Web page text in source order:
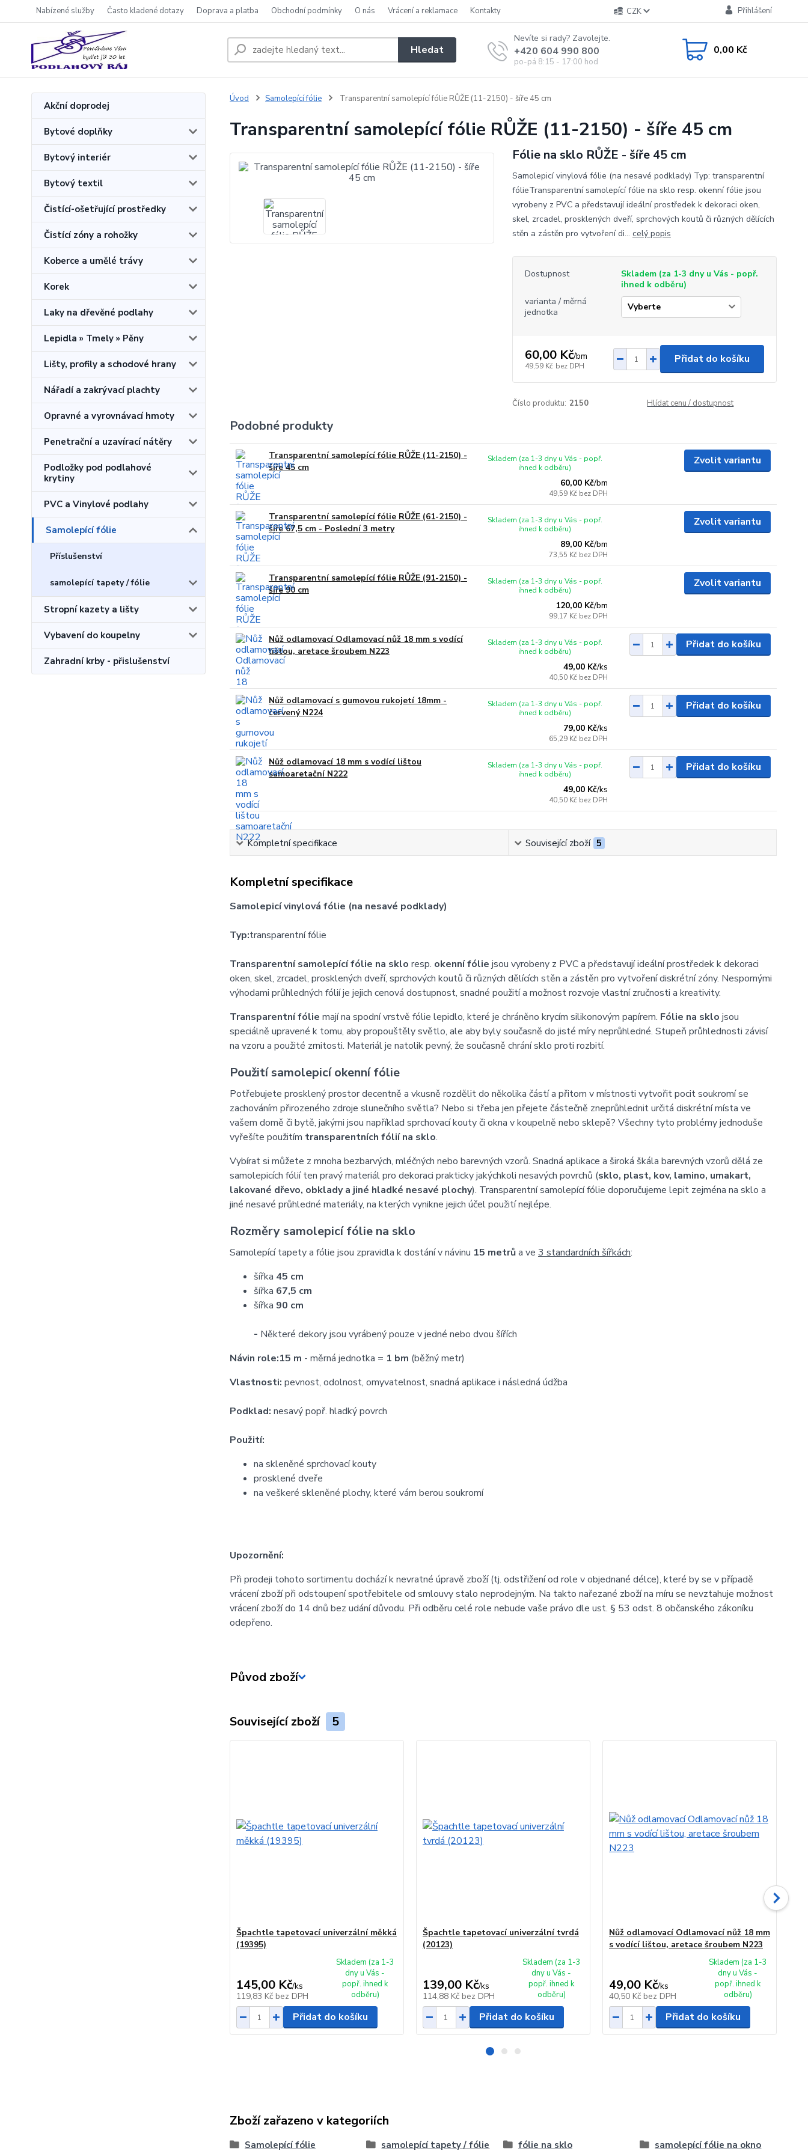
Nabízené služby Často kladené dotazy Doprava a platba Obchodní podmínky O nás Vrácení a reklamace Kontakty CZK Přihlášení
Hledat
Nevíte si rady? Zavolejte.
+420 604 990 800
po-pá 8:15 - 17:00 hod
0,00 Kč
Akční doprodej
Bytové doplňky
Bytový interiér
Bytový textil
Čistící-ošetřující prostředky
Čistící zóny a rohožky
Koberce a umělé trávy
Korek
Laky na dřevěné podlahy
Lepidla » Tmely » Pěny
Lišty, profily a schodové hrany
Nářadí a zakrývací plachty
Opravné a vyrovnávací hmoty
Penetrační a uzavírací nátěry
Podložky pod podlahové
krytiny
PVC a Vinylové podlahy
Samolepící fólie
Příslušenství
samolepící tapety / fólie
Stropní kazety a lišty
Vybavení do koupelny
Zahradní krby - přislušenství
Úvod Samolepící fólie Transparentní samolepící fólie RŮŽE (11-2150) - šíře 45 cm
Transparentní samolepící fólie RŮŽE (11-2150) - šíře 45 cm
Fólie na sklo RŮŽE - šíře 45 cm
Samolepicí vinylová fólie (na nesavé podklady) Typ: transparentní
fólieTransparentní samolepící fólie na sklo resp. okenní fólie jsou
vyrobeny z PVC a představují ideální prostředek k dekoraci oken,
skel, zrcadel, prosklených dveří, sprchových koutů či různých dělících
stěn a zástěn pro vytvoření di... celý popis
Dostupnost
Skladem (za 1-3 dny u Vás - popř.
ihned k odběru)
varianta / měrná
jednotka
60,00 Kč/bm
49,59 Kč bez DPH
Přidat do košíku
Číslo produktu: 2150 Hlídat cenu / dostupnost
Podobné produkty
Transparentní samolepící fólie RŮŽE (11-2150) -
šíře 45 cm
60,00 Kč/bm
49,59 Kč bez DPH
Skladem (za 1-3 dny u Vás - popř.
ihned k odběru)
Zvolit variantu
Transparentní samolepící fólie RŮŽE (61-2150) -
šíře 67,5 cm - Poslední 3 metry
89,00 Kč/bm
73,55 Kč bez DPH
Skladem (za 1-3 dny u Vás - popř.
ihned k odběru)
Zvolit variantu
Transparentní samolepící fólie RŮŽE (91-2150) -
šíře 90 cm
120,00 Kč/bm
99,17 Kč bez DPH
Skladem (za 1-3 dny u Vás - popř.
ihned k odběru)
Zvolit variantu
Nůž odlamovací Odlamovací nůž 18 mm s vodící
lištou, aretace šroubem N223
49,00 Kč/ks
40,50 Kč bez DPH
Skladem (za 1-3 dny u Vás - popř.
ihned k odběru)
Přidat do košíku
Nůž odlamovací s gumovou rukojetí 18mm -
červený N224
79,00 Kč/ks
65,29 Kč bez DPH
Skladem (za 1-3 dny u Vás - popř.
ihned k odběru)
Přidat do košíku
Nůž odlamovací 18 mm s vodící lištou
samoaretační N222
49,00 Kč/ks
40,50 Kč bez DPH
Skladem (za 1-3 dny u Vás - popř.
ihned k odběru)
Přidat do košíku
Kompletní specifikace Související zboží 5
Kompletní specifikace
Samolepicí vinylová fólie (na nesavé podklady)
Typ:transparentní fólie
Transparentní samolepící fólie na sklo resp. okenní fólie jsou vyrobeny z PVC a představují ideální prostředek k dekoraci
oken, skel, zrcadel, prosklených dveří, sprchových koutů či různých dělících stěn a zástěn pro vytvoření diskrétní zóny. Nespornými
výhodami průhledných fólií je jejich cenová dostupnost, snadné použití a možnost rozvoje vlastní zručnosti a kreativity.
Transparentní fólie mají na spodní vrstvě fólie lepidlo, které je chráněno krycím silikonovým papírem. Fólie na sklo jsou
speciálně upravené k tomu, aby propouštěly světlo, ale aby byly současně do jisté míry neprůhledné. Stupeň průhlednosti závisí
na vzoru a použité zrnitosti. Materiál je natolik pevný, že současně chrání sklo proti rozbití.
Použití samolepicí okenní fólie
Potřebujete prosklený prostor decentně a vkusně rozdělit do několika částí a přitom v místnosti vytvořit pocit soukromí se
zachováním přirozeného zdroje slunečního světla? Nebo si třeba jen přejete částečně zneprůhlednit určitá diskrétní místa ve
vašem domě či bytě, jakými jsou například sprchovací kouty či okna v koupelně nebo sklepě? Všechny tyto problémy jednoduše
vyřešíte použitím transparentních fólií na sklo.
Vybírat si můžete z mnoha bezbarvých, mléčných nebo barevných vzorů. Snadná aplikace a široká škála barevných vzorů dělá ze
samolepicích fólií ten pravý materiál pro dekoraci prakticky jakýchkoli nesavých povrchů (sklo, plast, kov, lamino, umakart,
lakované dřevo, obklady a jiné hladké nesavé plochy). Transparentní samolepící fólie doporučujeme lepit zejména na sklo a
jiné nesavé průhledné materiály, na kterých vynikne jejich účel použití nejlépe.
Rozměry samolepicí fólie na sklo
Samolepící tapety a fólie jsou zpravidla k dostání v návinu 15 metrůa ve 3 standardních šířkách:
šířka 45 cm
šířka 67,5 cm
šířka 90 cm
- Některé dekory jsou vyrábený pouze v jedné nebo dvou šířích
Návin role:15 m - měrná jednotka = 1 bm (běžný metr)
Vlastnosti: pevnost, odolnost, omyvatelnost, snadná aplikace i následná údžba
Podklad: nesavý popř. hladký povrch
Použití:
na skleněné sprchovací kouty
prosklené dveře
na veškeré skleněné plochy, které vám berou soukromí
Upozornění:
Při prodeji tohoto sortimentu dochází k nevratné úpravě zboží (tj. odstřižení od role v objednané délce), které by se v případě
vrácení zboží při odstoupení spotřebitele od smlouvy stalo neprodejným. Na takto nařezané zboží na míru se nevztahuje možnost
vrácení zboží do 14 dnů bez udání důvodu. Při odběru celé role nebude vaše právo dle ust. § 53 odst. 8 občanského zákoníku
odepřeno.
Původ zboží
Související zboží 5
Špachtle tapetovací univerzální měkká
(19395)
145,00 Kč/ks
119,83 Kč bez DPH
Skladem (za 1-3
dny u Vás -
popř. ihned k
odběru)
Přidat do košíku
Špachtle tapetovací univerzální tvrdá
(20123)
139,00 Kč/ks
114,88 Kč bez DPH
Skladem (za 1-3
dny u Vás -
popř. ihned k
odběru)
Přidat do košíku
Nůž odlamovací Odlamovací nůž 18 mm
s vodící lištou, aretace šroubem N223
49,00 Kč/ks
40,50 Kč bez DPH
Skladem (za 1-3
dny u Vás -
popř. ihned k
odběru)
Přidat do košíku
Zboží zařazeno v kategoriích
Samolepící fólie samolepící tapety / fólie fólie na sklo samolepící fólie na okno